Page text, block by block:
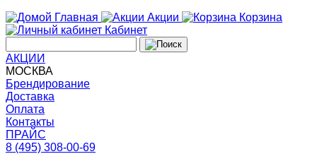
Главная
Акции
Корзина
Кабинет
АКЦИИ
МОСКВА
Брендирование
Доставка
Оплата
Контакты
ПРАЙС
8 (495) 308-00-69